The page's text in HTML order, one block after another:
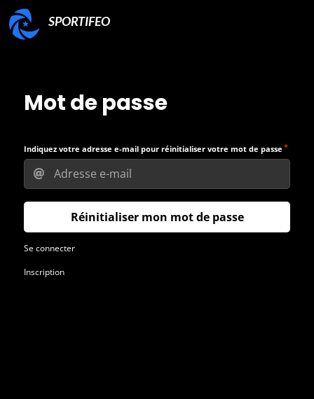
SPORTIFEO
Mot de passe
Indiquez votre adresse e-mail pour réinitialiser votre mot de passe
Réinitialiser mon mot de passe
Se connecter
Inscription